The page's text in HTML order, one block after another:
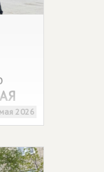
2026